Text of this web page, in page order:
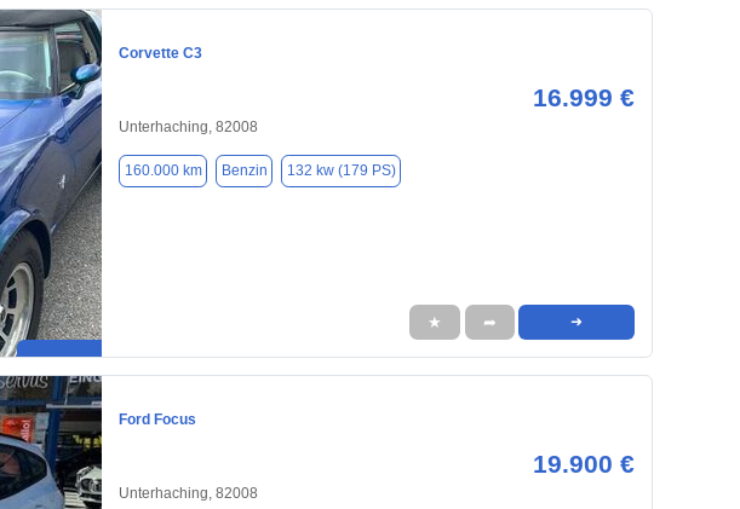
Corvette C3
16.999 €
Unterhaching, 82008
160.000 km Benzin 132 kw (179 PS)
★ ➦ ➜
Ford Focus
19.900 €
Unterhaching, 82008